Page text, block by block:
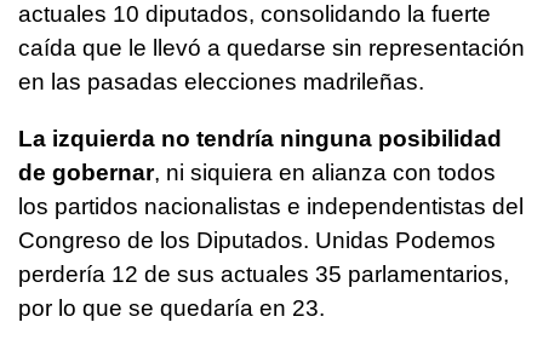
actuales 10 diputados, consolidando la fuerte
caída que le llevó a quedarse sin representación
en las pasadas elecciones madrileñas.
La izquierda no tendría ninguna posibilidad
de gobernar, ni siquiera en alianza con todos
los partidos nacionalistas e independentistas del
Congreso de los Diputados. Unidas Podemos
perdería 12 de sus actuales 35 parlamentarios,
por lo que se quedaría en 23.